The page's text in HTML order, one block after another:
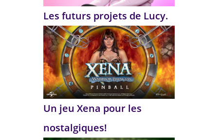
Les futurs projets de Lucy.
Un jeu Xena pour les
nostalgiques!